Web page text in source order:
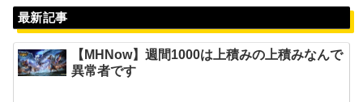
最新記事
【MHNow】週間1000は上積みの上積みなんで
異常者です